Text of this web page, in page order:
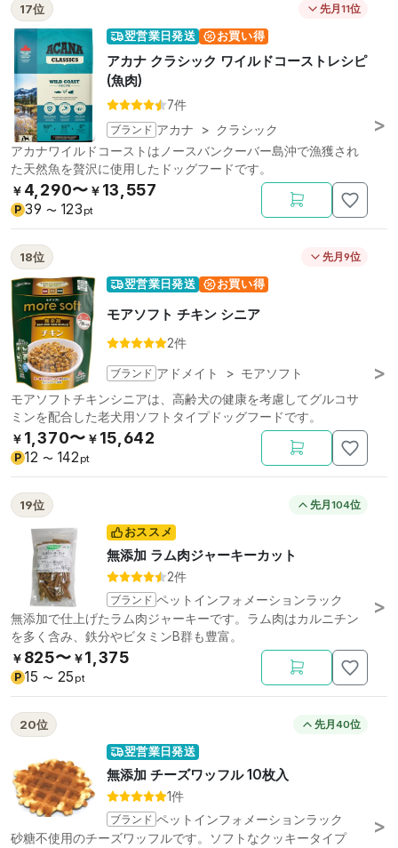
17位 先月11位
翌営業日発送 お買い得
アカナ クラシック ワイルドコーストレシピ
(魚肉)
7件
ブランド アカナ > クラシック
アカナワイルドコーストはノースバンクーバー島沖で漁獲され
た天然魚を贅沢に使用したドッグフードです。
￥ 4,290〜 ￥ 13,557
P 39 〜 123 pt
18位 先月9位
翌営業日発送 お買い得
モアソフト チキン シニア
2件
ブランド アドメイト > モアソフト
モアソフトチキンシニアは、高齢犬の健康を考慮してグルコサ
ミンを配合した老犬用ソフトタイプドッグフードです。
￥ 1,370〜 ￥ 15,642
P 12 〜 142 pt
19位 先月104位
おススメ
無添加 ラム肉ジャーキーカット
2件
ブランド ペットインフォメーションラック
無添加で仕上げたラム肉ジャーキーです。ラム肉はカルニチン
を多く含み、鉄分やビタミンB群も豊富。
￥ 825〜 ￥1,375
P 15 〜 25 pt
20位 先月40位
翌営業日発送
無添加 チーズワッフル 10枚入
1件
ブランド ペットインフォメーションラック
砂糖不使用のチーズワッフルです。ソフトなクッキータイプ